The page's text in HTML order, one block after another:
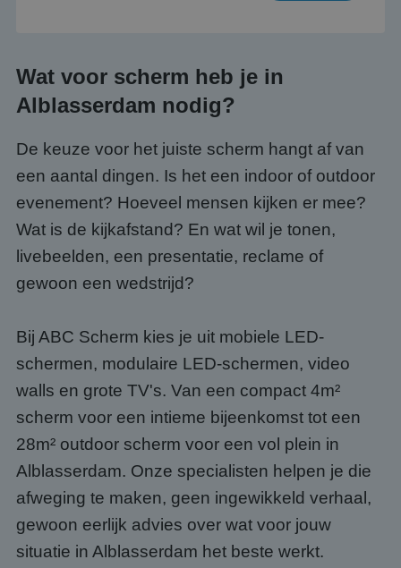
Wat voor scherm heb je in
Alblasserdam nodig?
De keuze voor het juiste scherm hangt af van
een aantal dingen. Is het een indoor of outdoor
evenement? Hoeveel mensen kijken er mee?
Wat is de kijkafstand? En wat wil je tonen,
livebeelden, een presentatie, reclame of
gewoon een wedstrijd?
Bij ABC Scherm kies je uit mobiele LED-
schermen, modulaire LED-schermen, video
walls en grote TV's. Van een compact 4m²
scherm voor een intieme bijeenkomst tot een
28m² outdoor scherm voor een vol plein in
Alblasserdam. Onze specialisten helpen je die
afweging te maken, geen ingewikkeld verhaal,
gewoon eerlijk advies over wat voor jouw
situatie in Alblasserdam het beste werkt.